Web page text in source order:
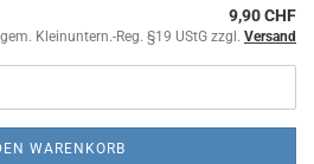
9,90 CHF
Kleinuntern.-Reg. §19 UStG zzgl. Versand
WARENKORB